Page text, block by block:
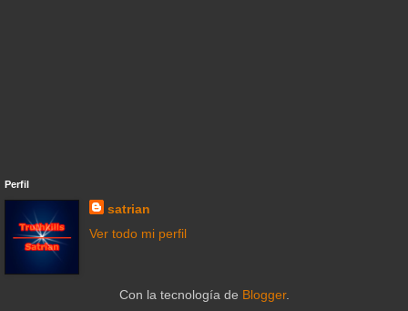
Perfil
satrian
Ver todo mi perfil
Con la tecnología de Blogger.